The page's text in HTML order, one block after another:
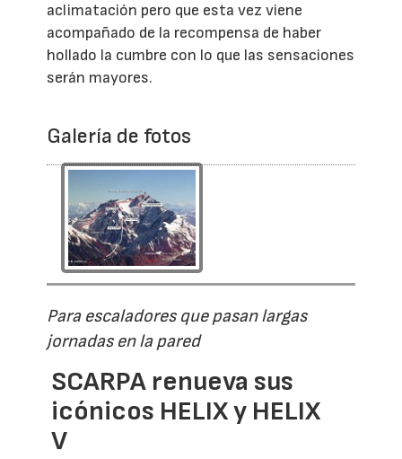
aclimatación pero que esta vez viene
acompañado de la recompensa de haber
hollado la cumbre con lo que las sensaciones
serán mayores.
Galería de fotos
Para escaladores que pasan largas
jornadas en la pared
SCARPA renueva sus
icónicos HELIX y HELIX
V